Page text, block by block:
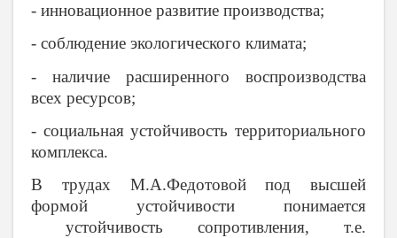
- инновационное развитие производства;
- соблюдение экологического климата;
- наличие расширенного воспроизводства
всех ресурсов;
- социальная устойчивость территориального
комплекса.
В трудах М.А.Федотовой под высшей
формой устойчивости понимается
устойчивость сопротивления, т.е.